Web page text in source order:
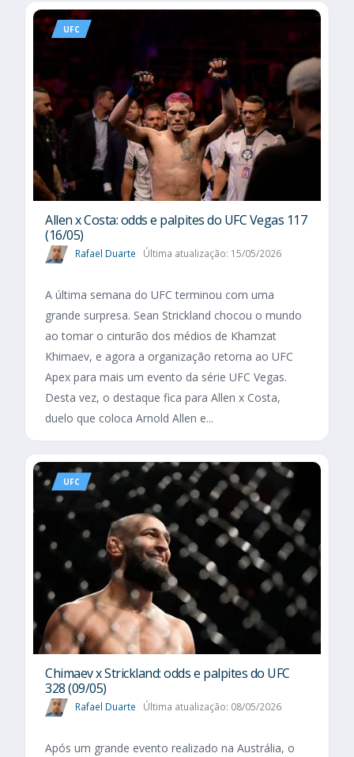
UFC
Allen x Costa: odds e palpites do UFC Vegas 117
(16/05)
Rafael Duarte Última atualização: 15/05/2026
A última semana do UFC terminou com uma
grande surpresa. Sean Strickland chocou o mundo
ao tomar o cinturão dos médios de Khamzat
Khimaev, e agora a organização retorna ao UFC
Apex para mais um evento da série UFC Vegas.
Desta vez, o destaque fica para Allen x Costa,
duelo que coloca Arnold Allen e...
UFC
Chimaev x Strickland: odds e palpites do UFC
328 (09/05)
Rafael Duarte Última atualização: 08/05/2026
Após um grande evento realizado na Austrália, o